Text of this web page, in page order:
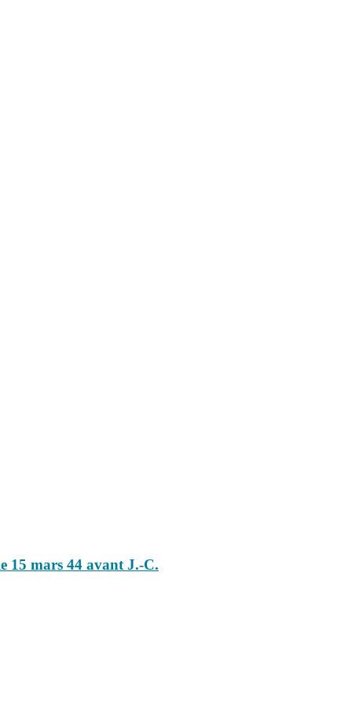
15 mars 44 avant J.-C.